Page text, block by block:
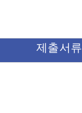
제출서류